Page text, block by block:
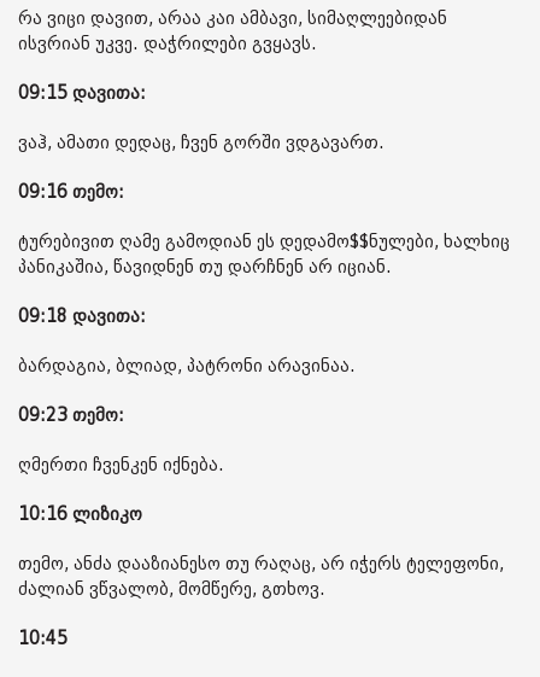
რა ვიცი დავით, არაა კაი ამბავი, სიმაღლეებიდან
ისვრიან უკვე. დაჭრილები გვყავს.
09:15 დავითა:
ვაჰ, ამათი დედაც, ჩვენ გორში ვდგავართ.
09:16 თემო:
ტურებივით ღამე გამოდიან ეს დედამო$$ნულები, ხალხიც
პანიკაშია, წავიდნენ თუ დარჩნენ არ იციან.
09:18 დავითა:
ბარდაგია, ბლიად, პატრონი არავინაა.
09:23 თემო:
ღმერთი ჩვენკენ იქნება.
10:16 ლიზიკო
თემო, ანძა დააზიანესო თუ რაღაც, არ იჭერს ტელეფონი,
ძალიან ვწვალობ, მომწერე, გთხოვ.
10:45